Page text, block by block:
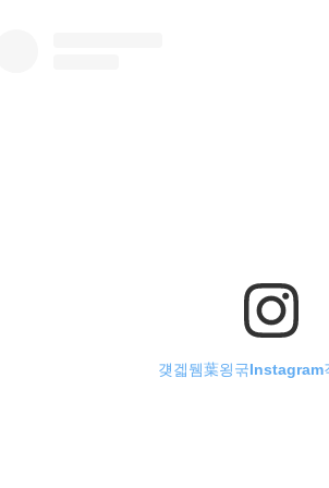
걪겗뒘葉욍굮Instagram